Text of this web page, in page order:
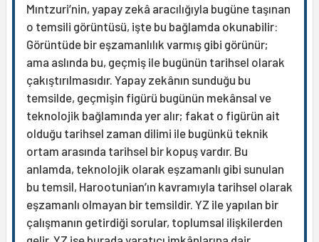
Mıntzuri’nin, yapay zekâ aracılığıyla bugüne taşınan
o temsili görüntüsü, işte bu bağlamda okunabilir:
Görüntüde bir eşzamanlılık varmış gibi görünür;
ama aslında bu, geçmiş ile bugünün tarihsel olarak
çakıştırılmasıdır. Yapay zekânın sunduğu bu
temsilde, geçmişin figürü bugünün mekânsal ve
teknolojik bağlamında yer alır; fakat o figürün ait
olduğu tarihsel zaman dilimi ile bugünkü teknik
ortam arasında tarihsel bir kopuş vardır. Bu
anlamda, teknolojik olarak eşzamanlı gibi sunulan
bu temsil, Harootunian’ın kavramıyla tarihsel olarak
eşzamanlı olmayan bir temsildir. YZ ile yapılan bir
çalışmanın getirdiği sorular, toplumsal ilişkilerden